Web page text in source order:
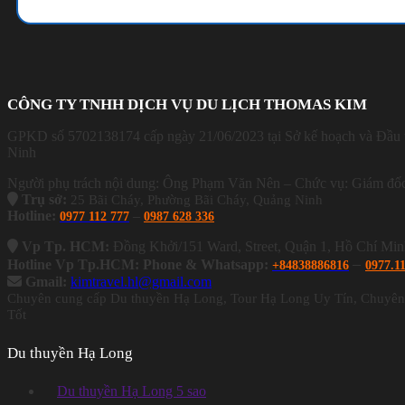
CÔNG TY TNHH DỊCH VỤ DU LỊCH THOMAS KIM
GPKD số 5702138174 cấp ngày 21/06/2023 tại Sở kế hoạch và Đầu
Ninh
Người phụ trách nội dung: Ông Phạm Văn Nên – Chức vụ: Giám đốc
Trụ sở:
25 Bãi Cháy, Phường Bãi Cháy, Quảng Ninh
Hotline: 0977 112 777 0987 628 336
Vp Tp. HCM: Đồng Khởi/151 Ward, Street, Quận 1, Hồ Chí
Hotline Vp Tp.HCM: Phone & Whatsapp: +84838886816
Gmail: kimtravel.hl@gmail.com
Chuyên cung cấp Du thuyền Hạ Long, Tour Hạ Long Uy Tín,
Tốt
Du thuyền Hạ Long
Du thuyền Hạ Long 5 sao